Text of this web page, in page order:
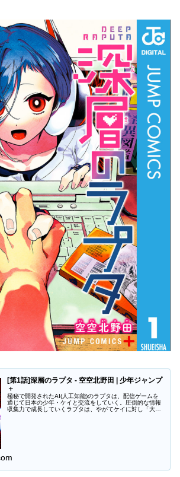
[第1話]深層のラプタ - 空空北野田 | 少年ジャンプ
＋
極秘で開発されたAI(人工知能)のラプタは、配信ゲームを
通じて日本の少年・ケイと交流をしていく。圧倒的な情報
収集力で成長していくラプタは、やがてケイに対し「大切